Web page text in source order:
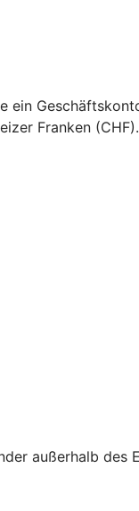
Franken
außerhalb des